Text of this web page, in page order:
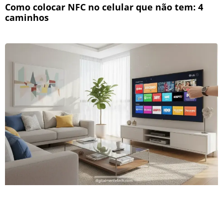
Como colocar NFC no celular que não tem: 4
caminhos